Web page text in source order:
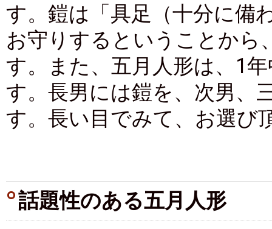
す。鎧は「具足（十分に備
お守りするということから
す。また、五月人形は、1
す。長男には鎧を、次男、
す。長い目でみて、お選び
話題性のある五月人形